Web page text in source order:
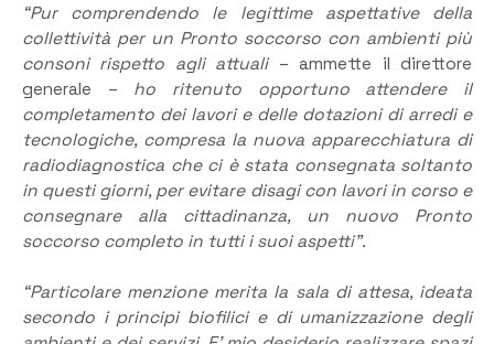
“Pur comprendendo le legittime aspettative della
collettività per un Pronto soccorso con ambienti più
consoni rispetto agli attuali – ammette il direttore
generale – ho ritenuto opportuno attendere il
completamento dei lavori e delle dotazioni di arredi e
tecnologiche, compresa la nuova apparecchiatura di
radiodiagnostica che ci è stata consegnata soltanto
in questi giorni, per evitare disagi con lavori in corso e
consegnare alla cittadinanza, un nuovo Pronto
soccorso completo in tutti i suoi aspetti”.
“Particolare menzione merita la sala di attesa, ideata
secondo i principi biofilici e di umanizzazione degli